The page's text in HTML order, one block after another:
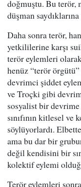
doğmuştu. Bu
düşman
Daha sonra terör,
yetkililerine karşı
terör eylemleri
henüz “terör
devrimci şiddet
ve Troçki gibi
sosyalist bir devrime
sınıfının kitlesel
söylüyorlardı.
ama bu dar bir
değil kendisini bir
kolektif eylemi
Terör eylemleri